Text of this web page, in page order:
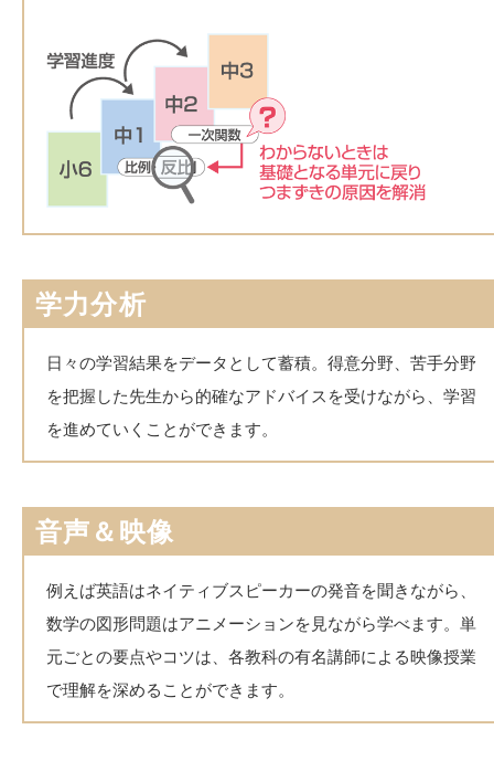
学力分析
日々の学習結果をデータとして蓄積。得意分野、苦手分野
を把握した先生から的確なアドバイスを受けながら、学習
を進めていくことができます。
音声＆映像
例えば英語はネイティブスピーカーの発音を聞きながら、
数学の図形問題はアニメーションを見ながら学べます。単
元ごとの要点やコツは、各教科の有名講師による映像授業
で理解を深めることができます。